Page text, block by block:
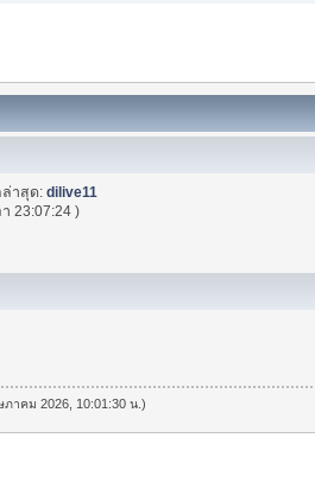
ล่าสุด:dilive11
า 23:07:24 )
ภาคม 2026, 10:01:30 น.)